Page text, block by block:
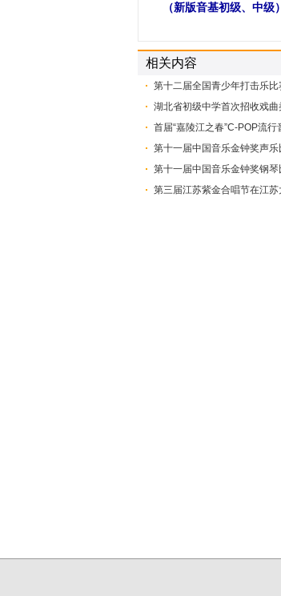
（新版音基初级、中
相关内容
第十二届全国青少年打击乐比
湖北省初级中学首次招收戏曲
首届“嘉陵江之春”C-POP流
第十一届中国音乐金钟奖声
第十一届中国音乐金钟奖钢
第三届江苏紫金合唱节在江